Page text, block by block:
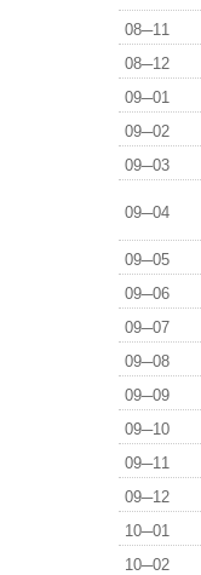
08─11
08─12
09─01
09─02
09─03
09─04
09─05
09─06
09─07
09─08
09─09
09─10
09─11
09─12
10─01
10─02